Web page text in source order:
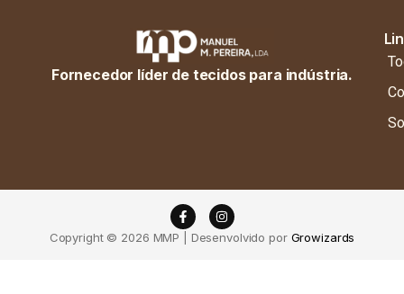
Fornecedor líder de tecidos para indústria.
Copyright © 2026 MMP | Desenvolvido por Growizards